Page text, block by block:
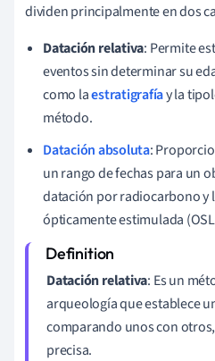
dividen principalmente en dos
Datación relativa: Permite
eventos sin determinar su
como laestratigrafíay la
método.
Datación absoluta:
un rango de fechas para un
datación por radiocarbono y
ópticamente estimulada
Datación relativa: Es un
arqueología que establece
comparando unos con
precisa.